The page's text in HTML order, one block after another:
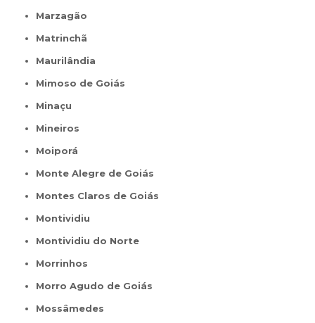
Marzagão
Matrinchã
Maurilândia
Mimoso de Goiás
Minaçu
Mineiros
Moiporá
Monte Alegre de Goiás
Montes Claros de Goiás
Montividiu
Montividiu do Norte
Morrinhos
Morro Agudo de Goiás
Mossâmedes